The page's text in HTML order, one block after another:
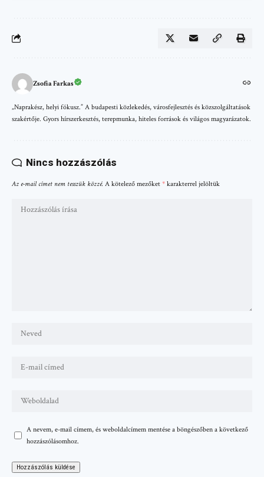
Zsofia Farkas
„Naprakész, helyi fókusz.” A budapesti közlekedés, városfejlesztés és közszolgáltatások
szakértője. Gyors hírszerkesztés, terepmunka, hiteles források és világos magyarázatok.
Nincs hozzászólás
Az e-mail címet nem tesszük közzé. A kötelező mezőket * karakterrel jelöltük
A nevem, e-mail címem, és weboldalcímem mentése a böngészőben a következő
hozzászólásomhoz.